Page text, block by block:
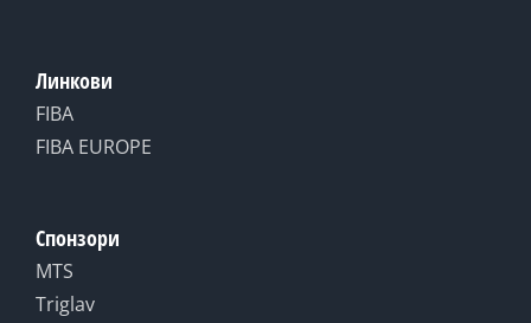
Линкови
FIBA
FIBA EUROPE
Спонзори
MTS
Triglav